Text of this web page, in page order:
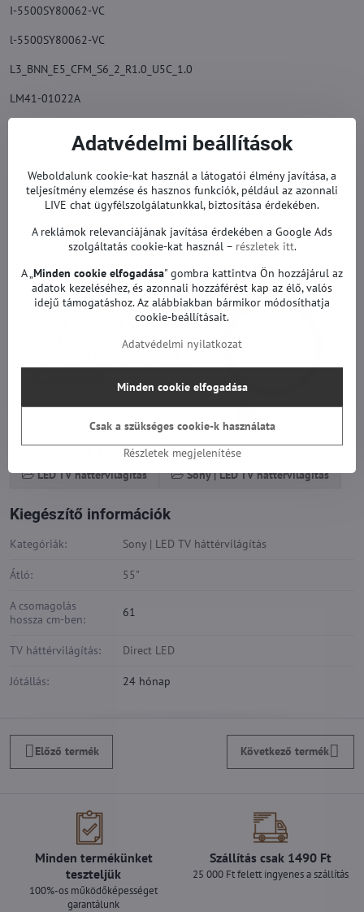
I-5500SY80062-VC
l-5500SY80062-VC
L3_BNN_E5_CFM_S6_2_R1.0_U5C_1.0
LM41-01022A
TV háttérvilágítás garanciával.
Ezekhez a modellekhez alkalmas:
Sony KD-55XH8077, Sony KD-
55XH8096, Sony KD-55XH8196 és mások.
Továbbiak a kategóriából
LED TV háttérvilágítás Sony | LED TV háttérvilágítás
Kiegészítő információk
Kategóriák: Sony | LED TV háttérvilágítás
Átló: 55"
A csomagolás
hossza cm-ben:
61
TV háttérvilágítás: Direct LED
Jótállás: 24 hónap
Előző termék Következő termék
Minden termékünket
teszteljük
100%-os működőképességet
garantálunk
Szállítás csak 1490 Ft
25 000 Ft felett ingyenes a szállítás
Adatvédelmi beállítások
Weboldalunk cookie-kat használ a látogatói élmény javítása, a
teljesítmény elemzése és hasznos funkciók, például az azonnali
LIVE chat ügyfélszolgálatunkkal, biztosítása érdekében.
A reklámok relevanciájának javítása érdekében a Google Ads
szolgáltatás cookie-kat használ – részletek itt.
A „ Minden cookie elfogadása" gombra kattintva Ön hozzájárul az
adatok kezeléséhez, és azonnali hozzáférést kap az élő, valós
idejű támogatáshoz. Az alábbiakban bármikor módosíthatja
cookie-beállításait.
Adatvédelmi nyilatkozat
Részletek megjelenítése
Minden cookie elfogadása
Csak a szükséges cookie-k használata